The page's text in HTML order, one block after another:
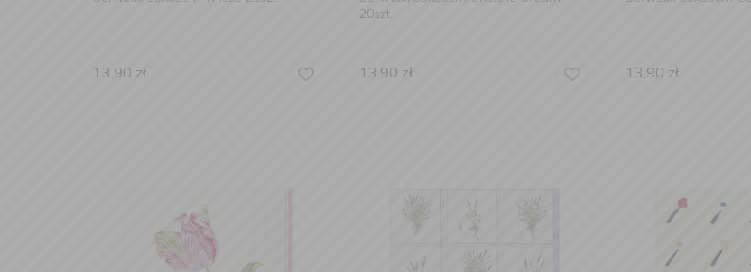
13,90 zł
20szt.
13,90 zł 13,90 zł